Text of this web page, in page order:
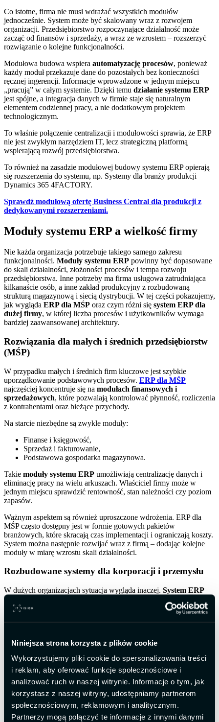
Niniejsza strona korzysta z plików cookie
Wykorzystujemy pliki cookie do spersonalizowania treści
i reklam, aby oferować funkcje społecznościowe i
analizować ruch w naszej witrynie. Informacje o tym, jak
korzystasz z naszej witryny, udostępniamy partnerom
społecznościowym, reklamowym i analitycznym.
Partnerzy mogą połączyć te informacje z innymi danymi
Co istotne, firma nie musi wdrażać wszystkich modułów
jednocześnie. System może być skalowany wraz z rozwojem
organizacji. Przedsiębiorstwo rozpoczynające działalność może
zacząć od finansów i sprzedaży, a wraz ze wzrostem – rozszerzyć
rozwiązanie o kolejne funkcjonalności.
Modułowa budowa wspiera automatyzację procesów, ponieważ
każdy moduł przekazuje dane do pozostałych bez konieczności
ręcznej ingerencji. Informacje wprowadzone w jednym miejscu
„pracują” w całym systemie. Dzięki temu działanie systemu ERP
jest spójne, a integracja danych w firmie staje się naturalnym
elementem codziennej pracy, a nie dodatkowym projektem
technologicznym.
To właśnie połączenie centralizacji i modułowości sprawia, że ERP
nie jest zwykłym narzędziem IT, lecz strategiczną platformą
wspierającą rozwój przedsiębiorstwa.
To również na zasadzie modułowej budowy systemu ERP opierają
się rozszerzenia do systemu, np. Systemy dla branży produkcji
Dynamics 365 4FACTORY.
Sprawdź modułową ofertę Business Central dla produkcji z
dedykowanymi rozszerzeniami.
Moduły systemu ERP a wielkość firmy
Nie każda organizacja potrzebuje takiego samego zakresu
funkcjonalności. Moduły systemu ERP powinny być dopasowane
do skali działalności, złożoności procesów i tempa rozwoju
przedsiębiorstwa. Inne potrzeby ma firma usługowa zatrudniająca
kilkanaście osób, a inne zakład produkcyjny z rozbudowaną
strukturą magazynową i siecią dystrybucji. W tej części pokazujemy,
jak wygląda ERP dla MŚP oraz czym różni się system ERP dla
dużej firmy, w której liczba procesów i użytkowników wymaga
bardziej zaawansowanej architektury.
Rozwiązania dla małych i średnich przedsiębiorstw
(MŚP)
W przypadku małych i średnich firm kluczowe jest szybkie
uporządkowanie podstawowych procesów. ERP dla MŚP
najczęściej koncentruje się na modułach finansowych i
sprzedażowych, które pozwalają kontrolować płynność, rozliczenia
z kontrahentami oraz bieżące przychody.
Na starcie niezbędne są zwykle moduły:
Finanse i księgowość,
Sprzedaż i fakturowanie,
Podstawowa gospodarka magazynowa.
Takie moduły systemu ERP umożliwiają centralizację danych i
eliminację pracy na wielu arkuszach. Właściciel firmy może w
jednym miejscu sprawdzić rentowność, stan należności czy poziom
zapasów.
Ważnym aspektem są również uproszczone wdrożenia. ERP dla
MŚP często dostępny jest w formie gotowych pakietów
branżowych, które skracają czas implementacji i ograniczają koszty.
System można następnie rozwijać wraz z firmą – dodając kolejne
moduły w miarę wzrostu skali działalności.
Rozbudowane systemy dla korporacji i przemysłu
W dużych organizacjach sytuacja wygląda inaczej. System ERP
dla dużej firmy
użytkowników, oddziałów oraz złożonych procesów logistycznych i
produkcyjnych. Tutaj podstawowe moduły to dopiero punkt
wyjścia.
Niezbędne stają się zaawansowane obszary, takie jak:
Produkcja i planowanie (MRP),
Zarządzanie łańcuchem dostaw (SCM),
Business Intelligence i controlling,
Rozbudowane raportowanie wielooddziałowe.
W takich strukturach
moduły systemu ERP
muszą być w pełni
zintegrowane i często personalizowane pod specyfikę branży.
Przedsiębiorstwa przemysłowe wymagają dokładnej kontroli